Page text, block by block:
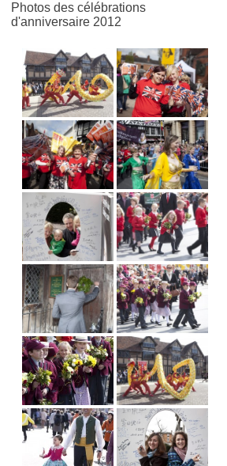
Photos des célébrations
d'anniversaire 2012